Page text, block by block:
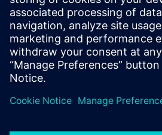
Informace o firmě
Oznámení o ochraně osobních údajů
Oznámení o souborech cookie
Podmínky používání